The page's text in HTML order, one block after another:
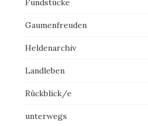
Fundstücke
Gaumenfreuden
Heldenarchiv
Landleben
Rückblick/e
unterwegs